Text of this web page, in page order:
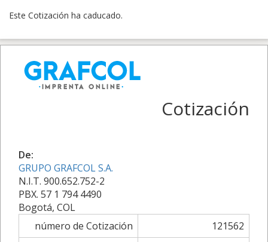
Este Cotización ha caducado.
Cotización
De:
GRUPO GRAFCOL S.A.
N.I.T. 900.652.752-2
PBX. 57 1 794 4490
Bogotá, COL
número de Cotización
121562